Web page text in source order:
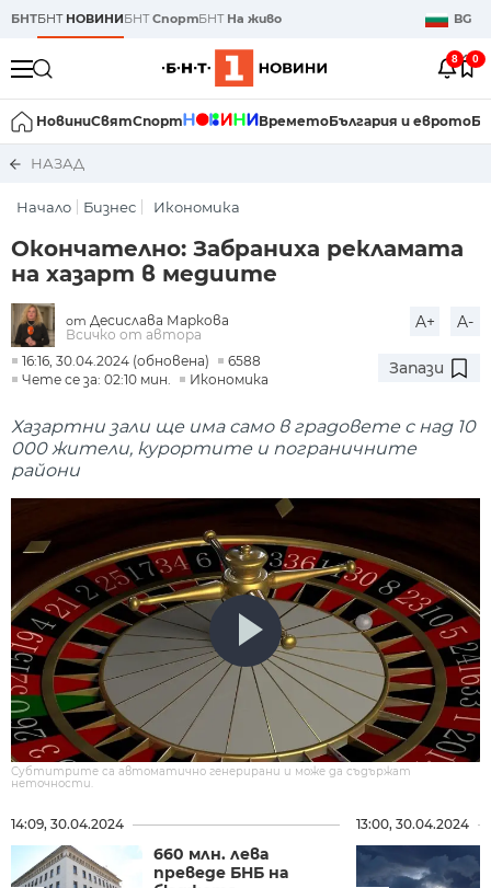
БНТБНТ НОВИНИБНТСпортБНТ На живо BG
8 0
НовиниСвятСпорт ВреметоБългария и еврото
НАЗАД
Начало Бизнес Икономика
Окончателно: Забраниха рекламата
на хазарт в медиите
от Десислава Маркова
Всичко от автора
A+ A-
16:16, 30.04.2024 (обновена)
6588
Чете се за: 02:10 мин.
Икономика
Запази
Хазартни зали ще има само в градовете с над 10
000 жители, курортите и пограничните
райони
Субтитрите са автоматично генерирани и може да съдържат
неточности.
14:09, 30.04.2024
660 млн. лева
преведе БНБ на
13:00, 30.04.2024